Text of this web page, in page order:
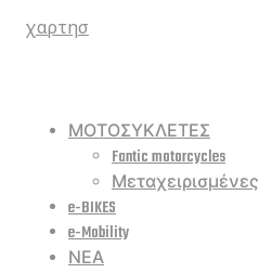
χαρτησ
ΜΟΤΟΣΥΚΛΕΤΕΣ
Fantic motorcycles
Μεταχειρισμένες
e-BIKES
e-Mobility
ΝΕΑ